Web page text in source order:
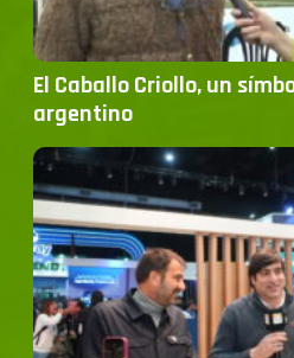
El Caballo Criollo, un
argentino